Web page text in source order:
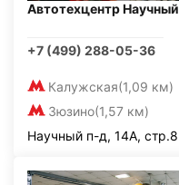
Автотехцентр Научный
+7 (499) 288-05-36
Калужская(1,09 км)
Зюзино(1,57 км)
Научный п-д, 14А, стр.8